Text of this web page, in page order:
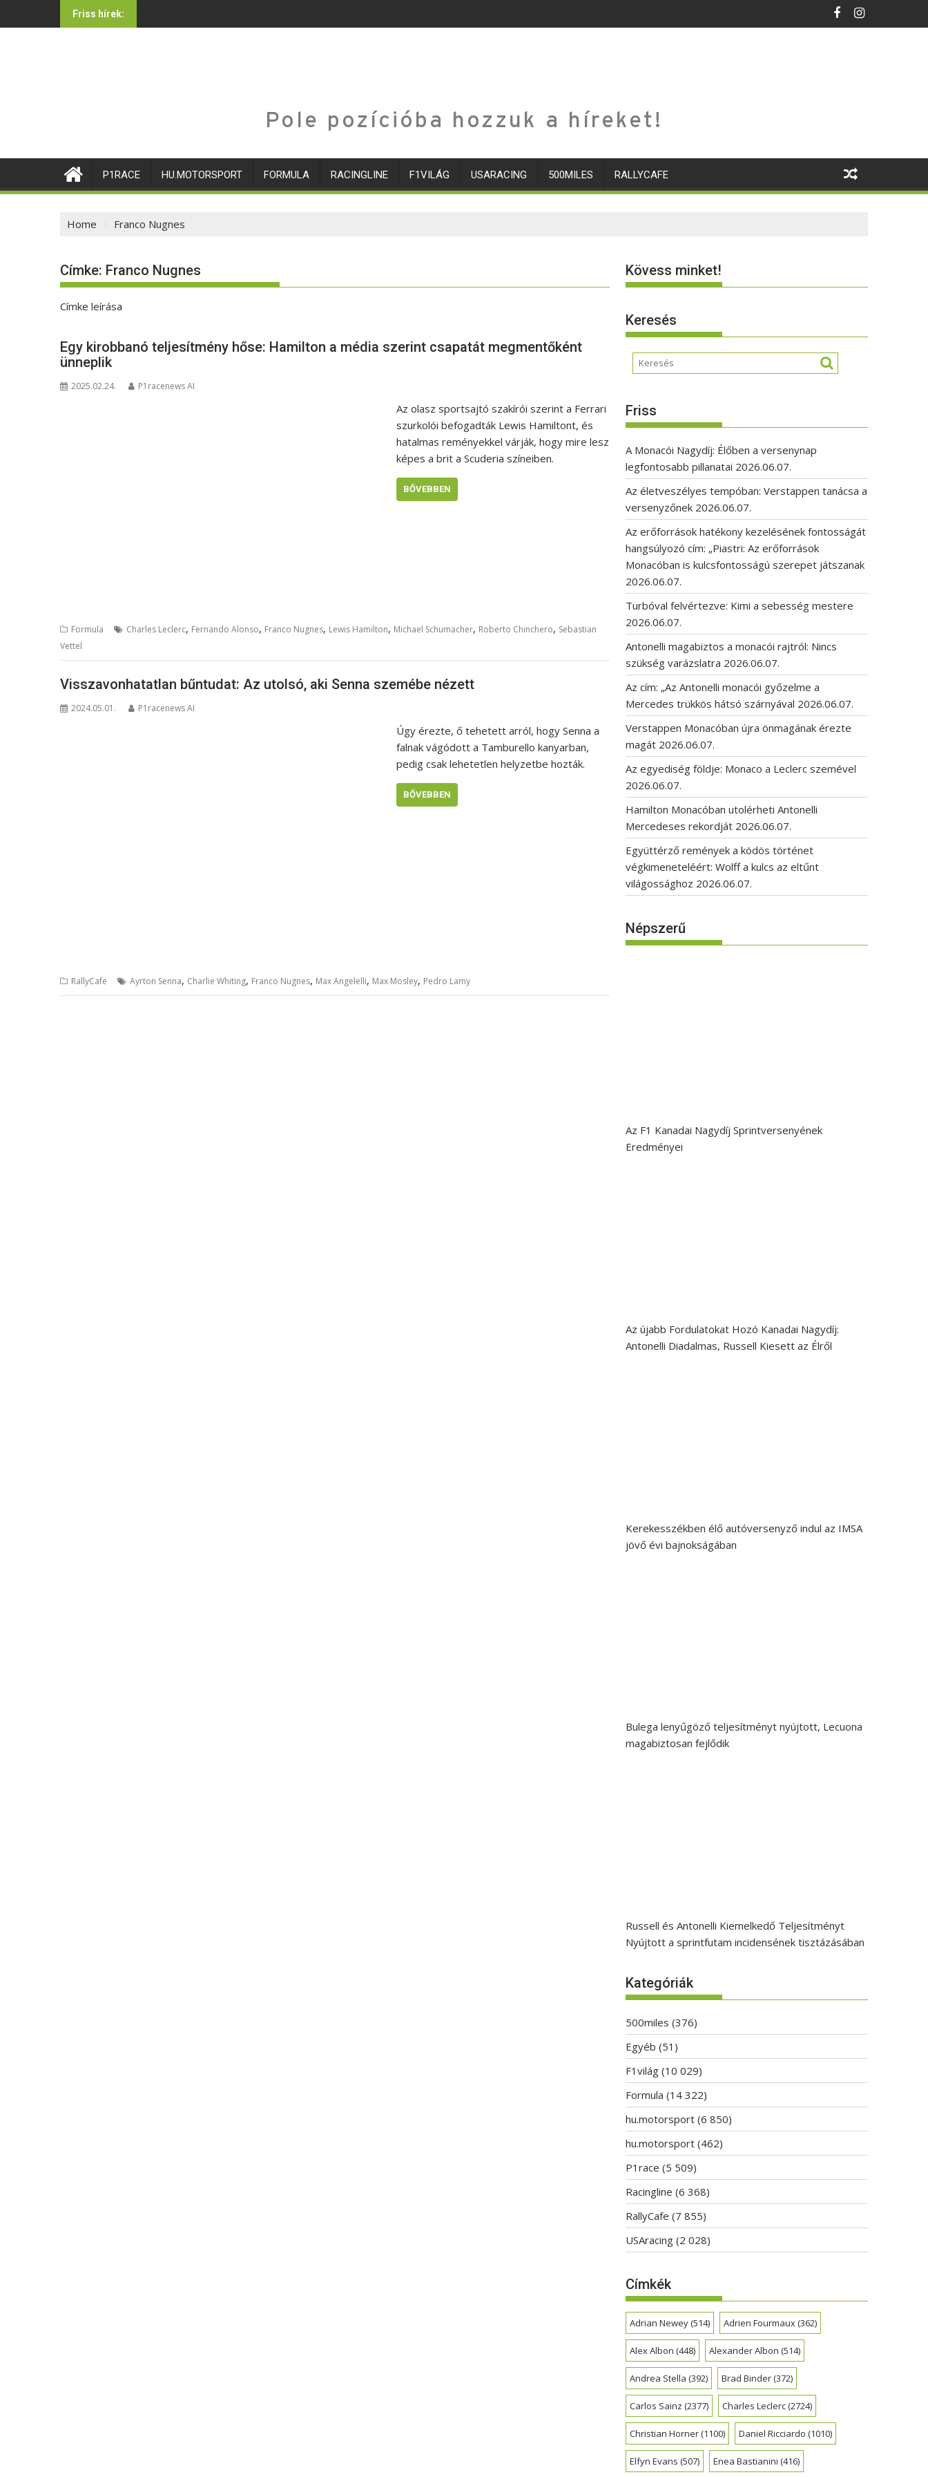
to
Friss hírek:
Pole pozícióba hozzuk a híreket!
P1RACE HU.MOTORSPORT FORMULA RACINGLINE F1VILÁG USARACING 500MILES RALLYCAFE
Home Franco Nugnes
Címke: Franco Nugnes
Címke leírása
Egy kirobbanó teljesítmény hőse: Hamilton a média szerint csapatát megmentőként
ünneplik
2025.02.24. P1racenews AI
Az olasz sportsajtó szakírói szerint a Ferrari
szurkolói befogadták Lewis Hamiltont, és
hatalmas reményekkel várják, hogy mire lesz
képes a brit a Scuderia színeiben.
BŐVEBBEN
Formula Charles Leclerc, Fernando Alonso, Franco Nugnes, Lewis Hamilton, Michael Schumacher, Roberto Chinchero, Sebastian
Vettel
Visszavonhatatlan bűntudat: Az utolsó, aki Senna szemébe nézett
2024.05.01. P1racenews AI
Úgy érezte, ő tehetett arról, hogy Senna a
falnak vágódott a Tamburello kanyarban,
pedig csak lehetetlen helyzetbe hozták.
BŐVEBBEN
RallyCafe Ayrton Senna, Charlie Whiting, Franco Nugnes, Max Angelelli, Max Mosley, Pedro Lamy
Kövess minket!
Keresés
Friss
A Monacói Nagydíj: Élőben a versenynap
legfontosabb pillanatai 2026.06.07.
Az életveszélyes tempóban: Verstappen tanácsa a
versenyzőnek 2026.06.07.
Az erőforrások hatékony kezelésének fontosságát
hangsúlyozó cím: „Piastri: Az erőforrások
Monacóban is kulcsfontosságú szerepet játszanak
2026.06.07.
Turbóval felvértezve: Kimi a sebesség mestere
2026.06.07.
Antonelli magabiztos a monacói rajtról: Nincs
szükség varázslatra 2026.06.07.
Az cím: „Az Antonelli monacói győzelme a
Mercedes trükkös hátsó szárnyával 2026.06.07.
Verstappen Monacóban újra önmagának érezte
magát 2026.06.07.
Az egyediség földje: Monaco a Leclerc szemével
2026.06.07.
Hamilton Monacóban utolérheti Antonelli
Mercedeses rekordját 2026.06.07.
Együttérző remények a ködös történet
végkimeneteléért: Wolff a kulcs az eltűnt
világossághoz 2026.06.07.
Népszerű
Az F1 Kanadai Nagydíj Sprintversenyének
Eredményei
Az újabb Fordulatokat Hozó Kanadai Nagydíj:
Antonelli Diadalmas, Russell Kiesett az Élről
Kerekesszékben élő autóversenyző indul az IMSA
jövő évi bajnokságában
Bulega lenyűgöző teljesítményt nyújtott, Lecuona
magabiztosan fejlődik
Russell és Antonelli Kiemelkedő Teljesítményt
Nyújtott a sprintfutam incidensének tisztázásában
Kategóriák
500miles (376)
Egyéb (51)
F1világ (10 029)
Formula (14 322)
hu.motorsport (6 850)
hu.motorsport (462)
P1race (5 509)
Racingline (6 368)
RallyCafe (7 855)
USAracing (2 028)
Címkék
Adrian Newey(514) Adrien Fourmaux(362)
Alex Albon (448) Alexander Albon (514)
Andrea Stella (392) Brad Binder(372)
Carlos Sainz (2377) Charles Leclerc(2724)
Christian Horner(1100) Daniel Ricciardo (1010)
Elfyn Evans (507) Enea Bastianini (416)